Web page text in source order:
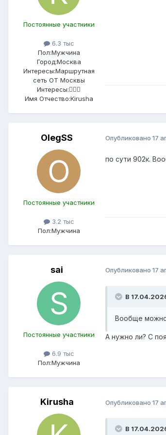
Постоянные участники
6.3 тыс
Пол:Мужчина
Город:Москва
Интересы:Маршрутная
сеть ОТ Москвы
Интересы:🤷🏻‍♂️
Имя Отчество:Kirusha
OlegSS
Постоянные участники
3.2 тыс
Пол:Мужчина
Опубликовано 17
по сути 902к.
sai
Постоянные участники
6.9 тыс
Пол:Мужчина
Опубликовано 17
В
Вообще можно
А нужно ли? С
Kirusha Опубликовано 17
В